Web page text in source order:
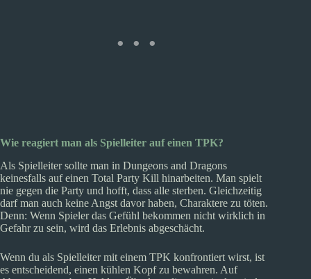
Wie reagiert man als Spielleiter auf einen TPK?
Als Spielleiter sollte man in Dungeons and Dragons
keinesfalls auf einen Total Party Kill hinarbeiten. Man spielt
nie gegen die Party und hofft, dass alle sterben. Gleichzeitig
darf man auch keine Angst davor haben, Charaktere zu töten.
Denn: Wenn Spieler das Gefühl bekommen nicht wirklich in
Gefahr zu sein, wird das Erlebnis abgeschächt.
Wenn du als Spielleiter mit einem TPK konfrontiert wirst, ist
es entscheidend, einen kühlen Kopf zu bewahren. Auf